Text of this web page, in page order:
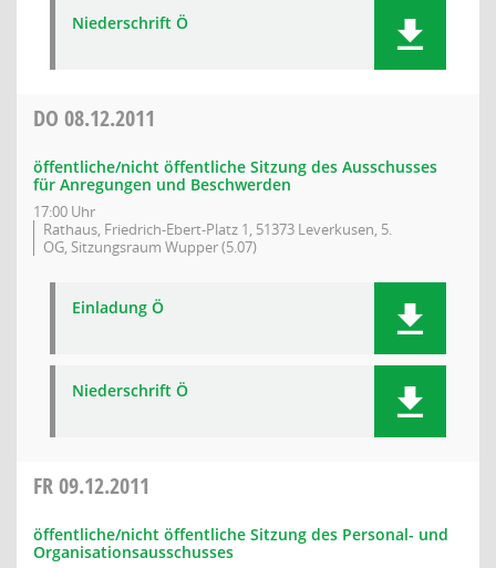
Niederschrift Ö
DO 08.12.2011
öffentliche/nicht öffentliche Sitzung des Ausschusses
für Anregungen und Beschwerden
17:00 Uhr
Rathaus, Friedrich-Ebert-Platz 1, 51373 Leverkusen, 5.
OG, Sitzungsraum Wupper (5.07)
Einladung Ö
Niederschrift Ö
FR09.12.2011
öffentliche/nicht öffentliche Sitzung des Personal- und
Organisationsausschusses